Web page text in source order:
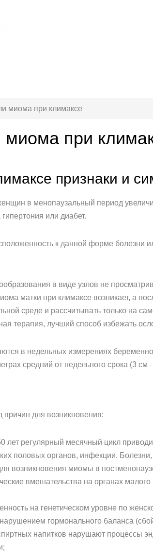
миома при климаксе
при
признаки и
в менопаузальный период
или диабет.
к данной форме болезни
в виде узлов не
матки при климаксе возникает, а
среде и рассчитывать только на
терапия, лучший способ избежать
в недельных измерениях
средний от недельного срока (3 см
для возникновения:
лет регулярный месячный цикл
половых органов, инфекции.
возникновения миомы в
вмешательства на органах малого
на генетическом уровне по
гормонального баланса
напитков нарушают процессы